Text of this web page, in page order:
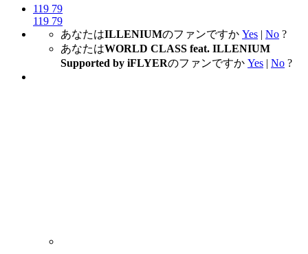
119 79
119 79
あなたはILLENIUMのファンですか Yes | No ?
あなたはWORLD CLASS feat. ILLENIUM
Supported by iFLYERのファンですか Yes | No ?